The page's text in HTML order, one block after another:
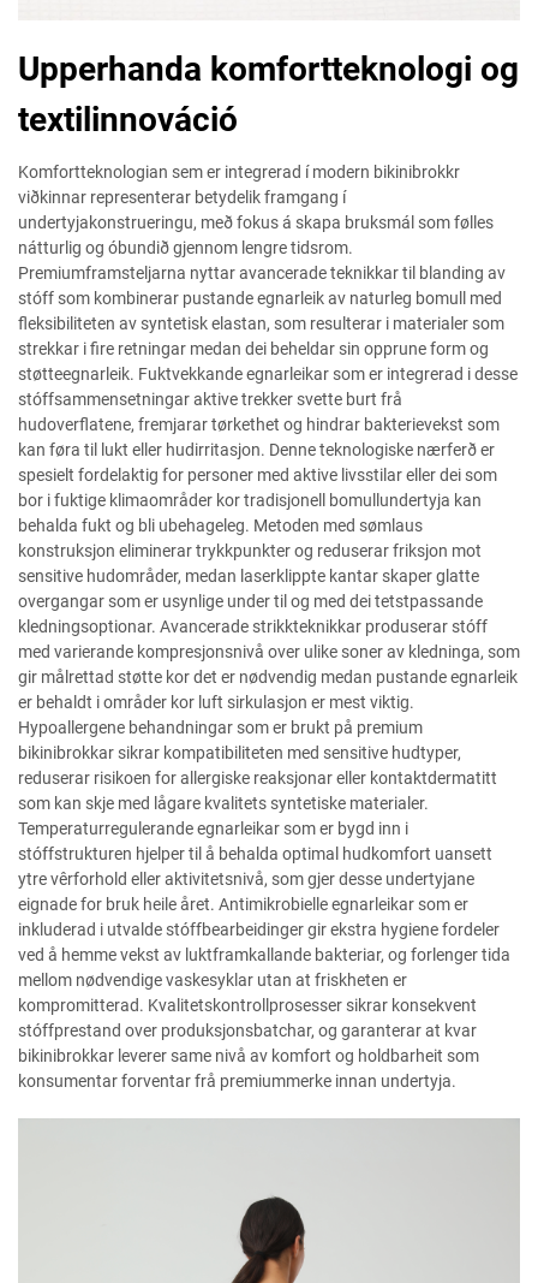
Upperhanda komfortteknologi og
textilinnováció
Komfortteknologian sem er integrerad í modern bikinibrokkr
viðkinnar representerar betydelik framgang í
undertyjakonstrueringu, með fokus á skapa bruksmál som følles
nátturlig og óbundið gjennom lengre tidsrom.
Premiumframsteljarna nyttar avancerade teknikkar til blanding av
stóff som kombinerar pustande egnarleik av naturleg bomull med
fleksibiliteten av syntetisk elastan, som resulterar i materialer som
strekkar i fire retningar medan dei beheldar sin opprune form og
støtteegnarleik. Fuktvekkande egnarleikar som er integrerad i desse
stóffsammensetningar aktive trekker svette burt frå
hudoverflatene, fremjarar tørkethet og hindrar bakterievekst som
kan føra til lukt eller hudirritasjon. Denne teknologiske nærferð er
spesielt fordelaktig for personer med aktive livsstilar eller dei som
bor i fuktige klimaområder kor tradisjonell bomullundertyja kan
behalda fukt og bli ubehageleg. Metoden med sømlaus
konstruksjon eliminerar trykkpunkter og reduserar friksjon mot
sensitive hudområder, medan laserklippte kantar skaper glatte
overgangar som er usynlige under til og med dei tetstpassande
kledningsoptionar. Avancerade strikkteknikkar produserar stóff
med varierande kompresjonsnivå over ulike soner av kledninga, som
gir målrettad støtte kor det er nødvendig medan pustande egnarleik
er behaldt i områder kor luft sirkulasjon er mest viktig.
Hypoallergene behandningar som er brukt på premium
bikinibrokkar sikrar kompatibiliteten med sensitive hudtyper,
reduserar risikoen for allergiske reaksjonar eller kontaktdermatitt
som kan skje med lågare kvalitets syntetiske materialer.
Temperaturregulerande egnarleikar som er bygd inn i
stóffstrukturen hjelper til å behalda optimal hudkomfort uansett
ytre vêrforhold eller aktivitetsnivå, som gjer desse undertyjane
eignade for bruk heile året. Antimikrobielle egnarleikar som er
inkluderad i utvalde stóffbearbeidinger gir ekstra hygiene fordeler
ved å hemme vekst av luktframkallande bakteriar, og forlenger tida
mellom nødvendige vaskesyklar utan at friskheten er
kompromitterad. Kvalitetskontrollprosesser sikrar konsekvent
stóffprestand over produksjonsbatchar, og garanterar at kvar
bikinibrokkar leverer same nivå av komfort og holdbarheit som
konsumentar forventar frå premiummerke innan undertyja.